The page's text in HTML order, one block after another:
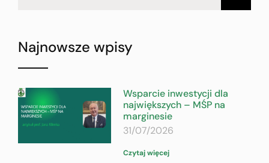
Najnowsze wpisy
Wsparcie inwestycji dla
największych – MŚP na
marginesie
31/07/2026
Czytaj więcej